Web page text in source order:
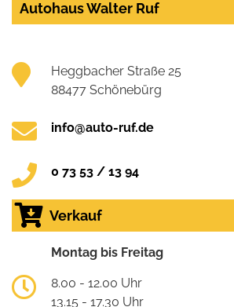
Autohaus Walter Ruf
Heggbacher Straße 25
88477 Schönebürg
info@auto-ruf.de
0 73 53 / 13 94
Verkauf
Montag bis Freitag
8.00 - 12.00 Uhr
13.15 - 17.30 Uhr